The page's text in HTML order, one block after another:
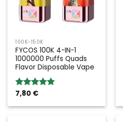
100K-150K
FYCOS 100K 4-IN-1
1000000 Puffs Quads
Flavor Disposable Vape
Valoración:
5
7,80 €